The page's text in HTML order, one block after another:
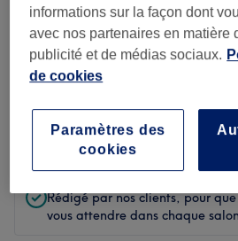
Filtrer par commentaires
Rédigé par nos clients, pour
vous attendre dans chaque salon
informations sur la façon dont
avec nos partenaires en matière
publicité et de médias sociaux.
de cookies
Paramètres des
cookies